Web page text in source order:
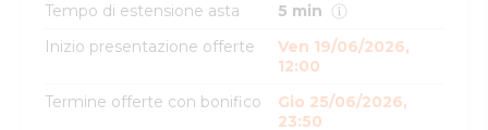
Tempo di estensione asta
5 min
Inizio presentazione offerte
Ven 19/06/2026,
12:00
Termine offerte con bonifico
Gio 25/06/2026,
23:50